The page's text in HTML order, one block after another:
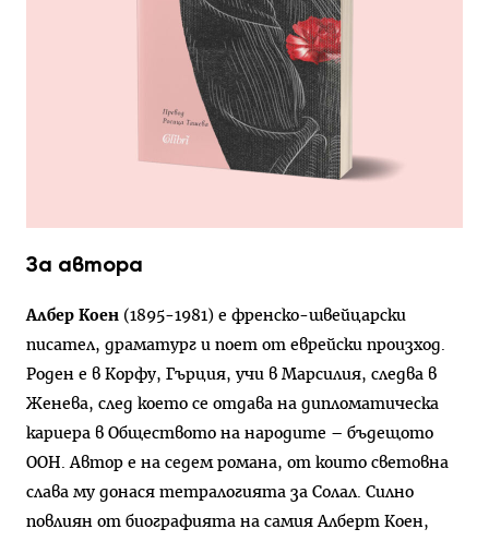
За автора
Албер Коен (1895-1981) е френско-швейцарски
писател, драматург и поет от еврейски произход.
Роден е в Корфу, Гърция, учи в Марсилия, следва в
Женева, след което се отдава на дипломатическа
кариера в Обществото на народите – бъдещото
ООН. Автор е на седем романа, от които световна
слава му донася тетралогията за Солал. Силно
повлиян от биографията на самия Алберт Коен,